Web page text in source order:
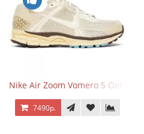
Nike Air Zoom Vomero 5 Oatmeal
7490р.